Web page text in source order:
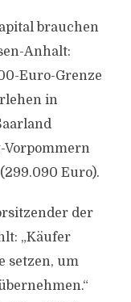
brauchen
Anhalt:
Euro-Grenze
in
Vorpommern
Euro).
der
„Käufer
setzen, um